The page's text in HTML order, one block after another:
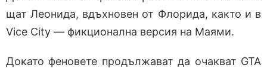
щат Леонида, вдъхновен от Флорида, както и в
Vice City — фикционална версия на Маями.
Докато феновете продължават да очакват GTA